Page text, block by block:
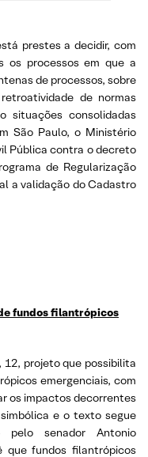
prestes a decidir, com
os processos em que a
de processos, sobre
de normas
situações consolidadas
São Paulo, o Ministério
Pública contra o decreto
de Regularização
a validação do Cadastro
fundos filantrópicos
12, projeto que possibilita
emergenciais, com
os impactos decorrentes
e o texto segue
pelo senador Antonio
que fundos filantrópicos